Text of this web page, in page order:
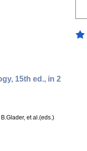
15th ed., in 2
B.Glader, et al.(eds.)